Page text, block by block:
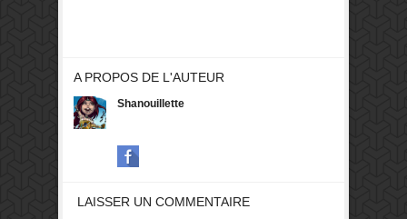
A PROPOS DE L'AUTEUR
Shanouillette
LAISSER UN COMMENTAIRE